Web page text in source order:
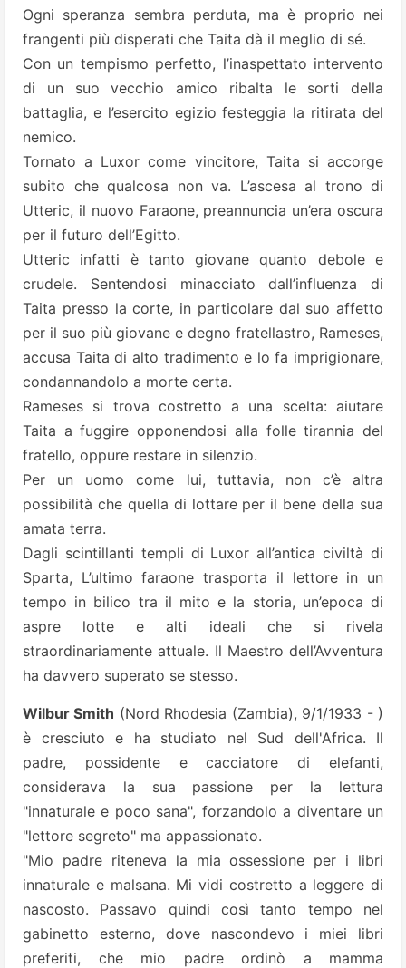
Ogni speranza sembra perduta, ma è proprio nei
frangenti più disperati che Taita dà il meglio di sé.
Con un tempismo perfetto, l’inaspettato intervento
di un suo vecchio amico ribalta le sorti della
battaglia, e l’esercito egizio festeggia la ritirata del
nemico.
Tornato a Luxor come vincitore, Taita si accorge
subito che qualcosa non va. L’ascesa al trono di
Utteric, il nuovo Faraone, preannuncia un’era oscura
per il futuro dell’Egitto.
Utteric infatti è tanto giovane quanto debole e
crudele. Sentendosi minacciato dall’influenza di
Taita presso la corte, in particolare dal suo affetto
per il suo più giovane e degno fratellastro, Rameses,
accusa Taita di alto tradimento e lo fa imprigionare,
condannandolo a morte certa.
Rameses si trova costretto a una scelta: aiutare
Taita a fuggire opponendosi alla folle tirannia del
fratello, oppure restare in silenzio.
Per un uomo come lui, tuttavia, non c’è altra
possibilità che quella di lottare per il bene della sua
amata terra.
Dagli scintillanti templi di Luxor all’antica civiltà di
Sparta, L’ultimo faraone trasporta il lettore in un
tempo in bilico tra il mito e la storia, un’epoca di
aspre lotte e alti ideali che si rivela
straordinariamente attuale. Il Maestro dell’Avventura
ha davvero superato se stesso.
Wilbur Smith (Nord Rhodesia (Zambia), 9/1/1933 - )
è cresciuto e ha studiato nel Sud dell'Africa. Il
padre, possidente e cacciatore di elefanti,
considerava la sua passione per la lettura
"innaturale e poco sana", forzandolo a diventare un
"lettore segreto" ma appassionato.
"Mio padre riteneva la mia ossessione per i libri
innaturale e malsana. Mi vidi costretto a leggere di
nascosto. Passavo quindi così tanto tempo nel
gabinetto esterno, dove nascondevo i miei libri
preferiti, che mio padre ordinò a mamma